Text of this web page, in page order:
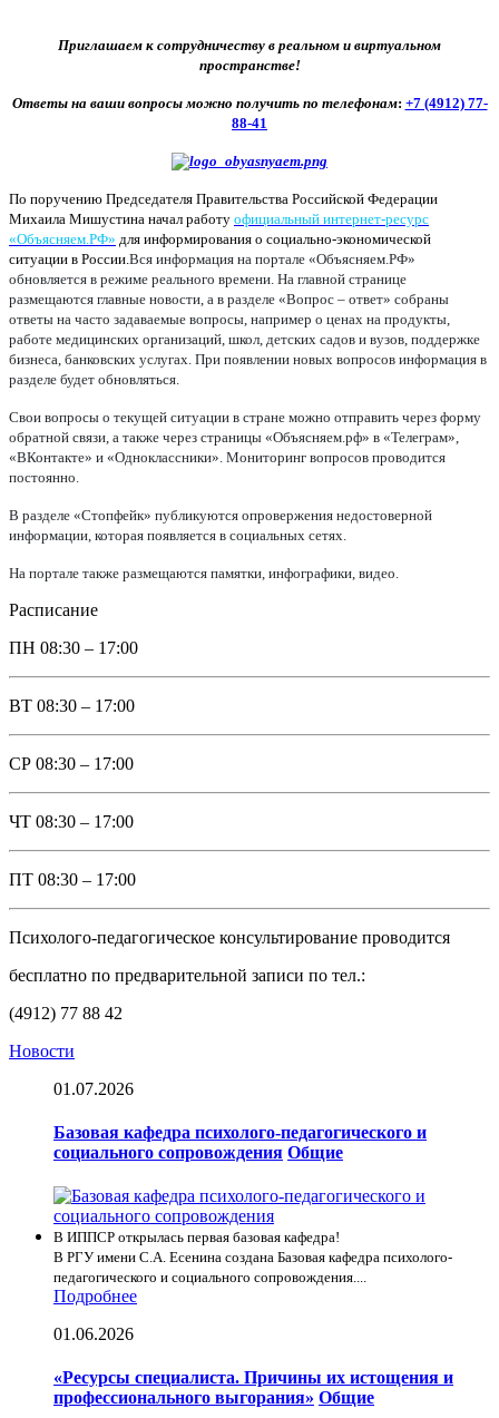
Приглашаем к сотрудничеству в реальном и виртуальном
пространстве!
Ответы на ваши вопросы можно получить по телефонам: +7 (4912) 77-
88-41
По поручению Председателя Правительства Российской Федерации
Михаила Мишустина начал работу официальный интернет-ресурс
«Объясняем.РФ» для информирования о социально-экономической
ситуации в России. Вся информация на портале «Объясняем.РФ»
обновляется в режиме реального времени. На главной странице
размещаются главные новости, а в разделе «Вопрос – ответ» собраны
ответы на часто задаваемые вопросы, например о ценах на продукты,
работе медицинских организаций, школ, детских садов и вузов, поддержке
бизнеса, банковских услугах. При появлении новых вопросов информация в
разделе будет обновляться.
Свои вопросы о текущей ситуации в стране можно отправить через форму
обратной связи, а также через страницы «Объясняем.рф» в «Телеграм»,
«ВКонтакте» и «Одноклассники». Мониторинг вопросов проводится
постоянно.
В разделе «Стопфейк» публикуются опровержения недостоверной
информации, которая появляется в социальных сетях.
На портале также размещаются памятки, инфографики, видео.
Расписание
ПН 08:30 – 17:00
ВТ 08:30 – 17:00
СР 08:30 – 17:00
ЧТ 08:30 – 17:00
ПТ 08:30 – 17:00
Психолого-педагогическое консультирование проводится
бесплатно по предварительной записи по тел.:
(4912) 77 88 42
Новости
01.07.2026
Базовая кафедра психолого-педагогического и
социального сопровождения Общие
В ИППСР открылась первая базовая кафедра!
В РГУ имени С.А. Есенина создана Базовая кафедра психолого-
педагогического и социального сопровождения....
Подробнее
01.06.2026
«Ресурсы специалиста. Причины их истощения и
профессионального выгорания» Общие